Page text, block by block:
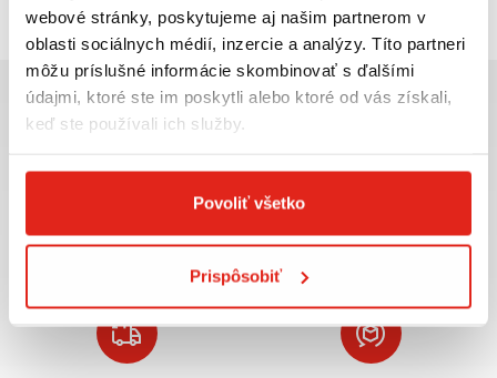
webové stránky, poskytujeme aj našim partnerom v
oblasti sociálnych médií, inzercie a analýzy. Títo partneri
môžu príslušné informácie skombinovať s ďalšími
údajmi, ktoré ste im poskytli alebo ktoré od vás získali,
keď ste používali ich služby.
Povoliť všetko
Prispôsobiť
odberu
objednávky nad 50€ v rámci
SR